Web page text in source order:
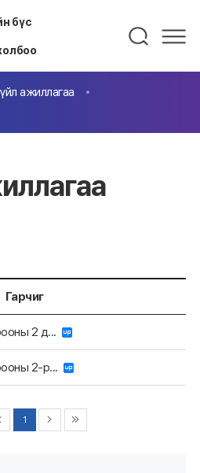
бүс
ажиллагаа
Гарчиг
2 д...
2-р...
1